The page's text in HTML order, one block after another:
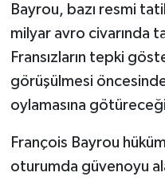
Bayrou, bazı resmi
milyar avro civarında
Fransızların tepki
görüşülmesi
oylamasına
François Bayrou
oturumda güvenoyu